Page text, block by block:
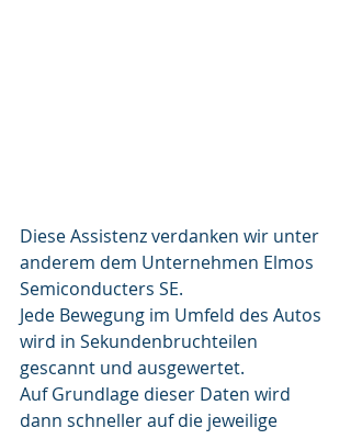
Diese Assistenz verdanken wir unter
anderem dem Unternehmen Elmos
Semiconducters SE.
Jede Bewegung im Umfeld des Autos
wird in Sekundenbruchteilen
gescannt und ausgewertet.
Auf Grundlage dieser Daten wird
dann schneller auf die jeweilige